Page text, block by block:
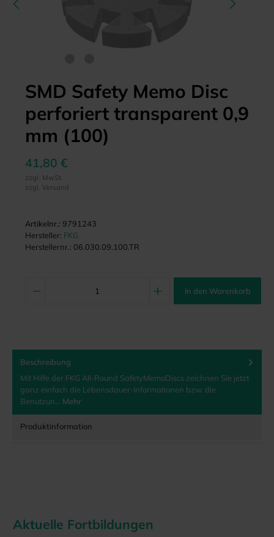
SMD Safety Memo Disc
perforiert transparent 0,9
mm (100)
41,80 €
zzgl. MwSt.
zzgl. Versand
Artikelnr.: 9791243
Hersteller: FKG
Herstellernr.: 06.030.09.100.TR
In den Warenkorb
Beschreibung
Mit Hilfe der FKG All-Round SafetyMemoDiscs zeichnen Sie jetzt
ganz einfach die Lebensdauer-Informationen bzw. die
Benutzun… Mehr
Produktinformation
Aktuelle Fortbildungen